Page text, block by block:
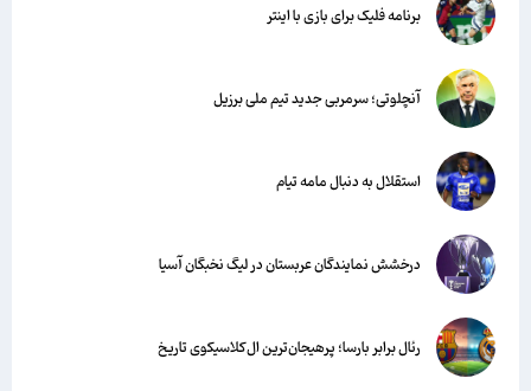
برنامه فلیک برای بازی با اینتر
آنچلوتی؛ سرمربی جدید تیم ملی برزیل
استقلال به دنبال مامه تیام
درخشش نمایندگان عربستان در لیگ نخبگان آسیا
رئال برابر بارسا؛ پرهیجان‌‌ترین ال‌کلاسیکوی تاریخ